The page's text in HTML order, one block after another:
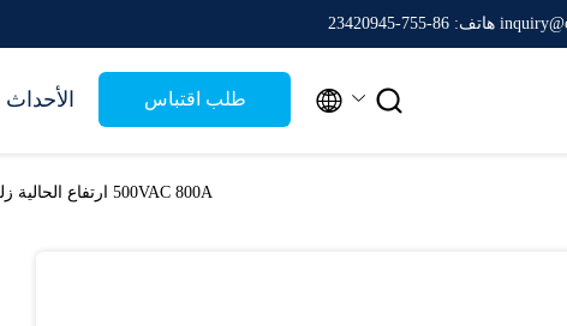
هاتف: 86-755-23420945
الأحداث طلب اقتباس  
500VAC 800A ارتفاع الحالية زلة الدائري عمر طويل للرافعات منصة الحفر